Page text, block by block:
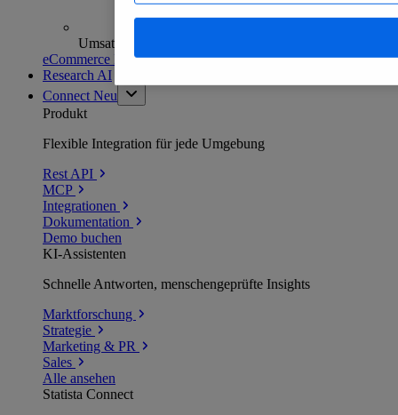
Umsatzanalysen und -prognosen
eCommerce Insights entdecken
Research AI
Connect Neu
Produkt
Flexible Integration für jede Umgebung
Rest API
MCP
Integrationen
Dokumentation
Demo buchen
KI-Assistenten
Schnelle Antworten, menschengeprüfte Insights
Marktforschung
Strategie
Marketing & PR
Sales
Alle ansehen
Statista Connect